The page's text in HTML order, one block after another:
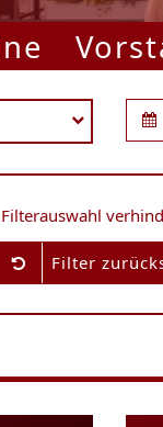
Filter